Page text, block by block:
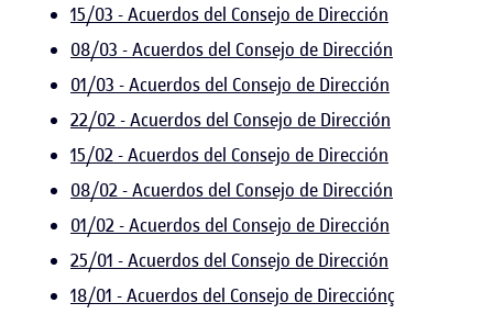
15/03 - Acuerdos del Consejo de Dirección
08/03 - Acuerdos del Consejo de Dirección
01/03 - Acuerdos del Consejo de Dirección
22/02 - Acuerdos del Consejo de Dirección
15/02 - Acuerdos del Consejo de Dirección
08/02 - Acuerdos del Consejo de Dirección
01/02 - Acuerdos del Consejo de Dirección
25/01 - Acuerdos del Consejo de Dirección
18/01 - Acuerdos del Consejo de Direcciónç